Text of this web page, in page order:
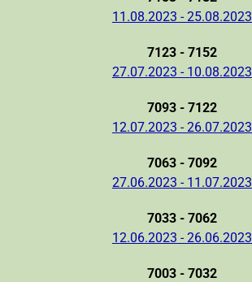
11.08.2023 - 25.08.2023
7123 - 7152
27.07.2023 - 10.08.2023
7093 - 7122
12.07.2023 - 26.07.2023
7063 - 7092
27.06.2023 - 11.07.2023
7033 - 7062
12.06.2023 - 26.06.2023
7003 - 7032